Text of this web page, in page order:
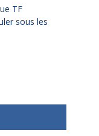
TF
sous les